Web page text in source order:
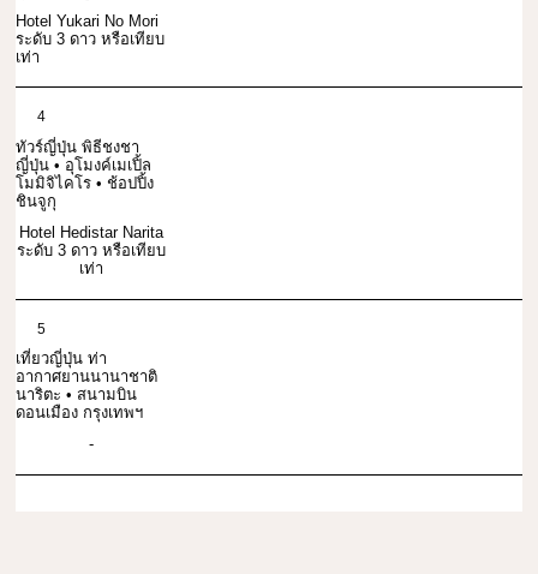
Hotel Yukari No Mori
ระดับ 3 ดาว หรือเทียบ
เท่า
4
ทัวร์ญี่ปุ่น พิธีชงชา
ญี่ปุ่น • อุโมงค์เมเปิ้ล
โมมิจิไคโร • ช้อปปิ้ง
ชินจูกุ
Hotel Hedistar Narita
ระดับ 3 ดาว หรือเทียบ
เท่า
5
เที่ยวญี่ปุ่น ท่า
อากาศยานนานาชาติ
นาริตะ • สนามบิน
ดอนเมือง กรุงเทพฯ
-